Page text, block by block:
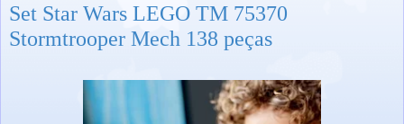
Set Star Wars LEGO TM 75370
Stormtrooper Mech 138 peças